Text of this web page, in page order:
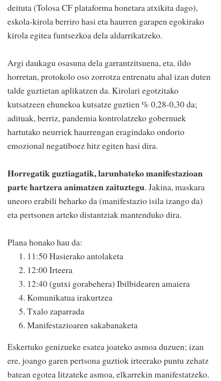
deituta (Tolosa CF plataforma honetara atxikita dago),
eskola-kirola berriro hasi eta haurren garapen egokirako
kirola egitea funtsezkoa dela aldarrikatzeko.
Argi daukagu osasuna dela garrantzitsuena, eta, ildo
horretan, protokolo oso zorrotza entrenatu ahal izan duten
talde guztietan aplikatzen da. Kirolari egotzitako
kutsatzeen ehunekoa kutsatze guztien % 0,28-0,30 da;
adituak, berriz, pandemia kontrolatzeko gobernuek
hartutako neurriek haurrengan eragindako ondorio
emozional negatiboez hitz egiten hasi dira.
Horregatik guztiagatik, larunbateko manifestazioan
parte hartzera animatzen zaituztegu. Jakina, maskara
uneoro erabili beharko da (manifestazio isila izango da)
eta pertsonen arteko distantziak mantenduko dira.
Plana honako hau da:
11:50 Hasierako antolaketa
12:00 Irteera
12:40 (gutxi gorabehera) Ibilbidearen amaiera
Komunikatua irakurtzea
Txalo zaparrada
Manifestazioaren sakabanaketa
Eskertuko genizueke esatea joateko asmoa duzuen; izan
ere, joango garen pertsona guztiok irteerako puntu zehatz
batean egotea litzateke asmoa, elkarrekin manifestatzeko.